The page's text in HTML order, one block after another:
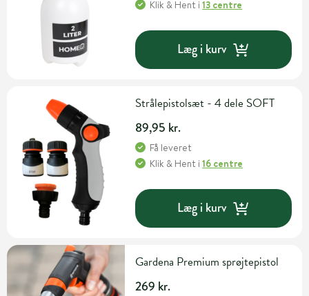
Klik & Hent i13 centre
Læg i kurv
Strålepistolsæt - 4 dele SOFT
89,95 kr.
Få leveret
Klik & Hent i16 centre
Læg i kurv
Gardena Premium sprøjtepistol
269 kr.